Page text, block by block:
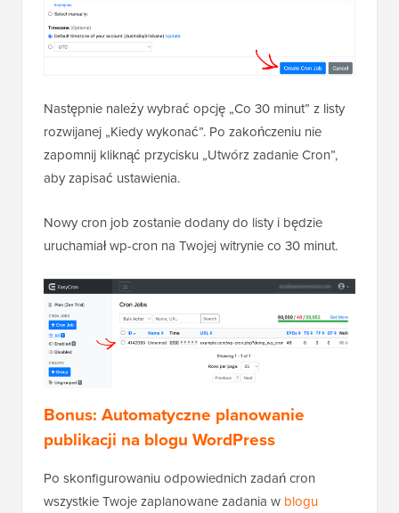
Następnie należy wybrać opcję „Co 30 minut” z listy
rozwijanej „Kiedy wykonać”. Po zakończeniu nie
zapomnij kliknąć przycisku „Utwórz zadanie Cron”,
aby zapisać ustawienia.
Nowy cron job zostanie dodany do listy i będzie
uruchamiał wp-cron na Twojej witrynie co 30 minut.
Bonus: Automatyczne planowanie
publikacji na blogu WordPress
Po skonfigurowaniu odpowiednich zadań cron
wszystkie Twoje zaplanowane zadania w blogu